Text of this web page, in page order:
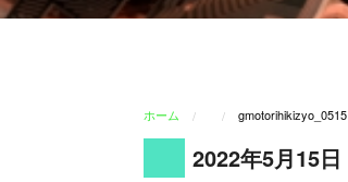
ッ
ホーム gmotorihikizyo_0515
2022年5月15日